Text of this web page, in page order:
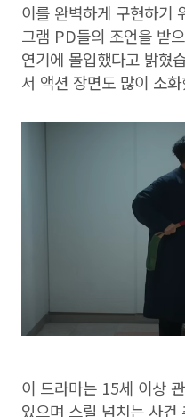
이를 완벽하게 구현하기
그램 PD들의 조언을 받
연기에 몰입했다고 밝혔
서 액션 장면도 많이 소
이 드라마는 15세 이상
있으며 스릴 넘치는 사